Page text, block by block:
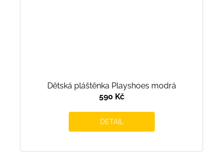
Dětská pláštěnka Playshoes modrá
590 Kč
DETAIL